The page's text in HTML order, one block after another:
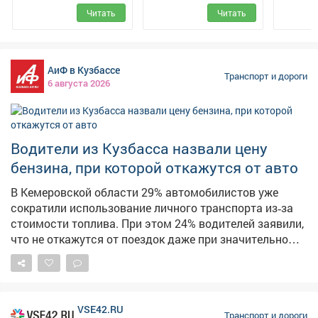
водителей, что летом во время частых утренних
туманов, дождей и грозовых ливней следует быть
перестроений на скользкой дороге, соблюдать
интервал и дистанцию между транспортными
средствами, не превышать установленную скорость»,
- отметил заместитель начальника отдела
пропаганды безопасности дорожного движения и
профилактики детского дорожно-транспортного
травматизма ГУОБДД МВД России полковник
полиции Антон Белан. В условиях недостаточной
видимости необходимо включать внешние световые
приборы и использовать противотуманные фары (при
их наличии), а во время сильного тумана либо
плотных осадков максимально снижать скорость и...
Читать Читать
АиФ в Кузбассе
6 августа 2026
Транспорт и дороги
Водители из Кузбасса назвали цену
бензина, при которой откажутся от авто
В Кемеровской области 29% автомобилистов уже
сократили использование личного транспорта из‑за
стоимости топлива. При этом 24% водителей заявили,
что не откажутся от поездок даже при значительном
росте цен на бензин, по данным опроса* Дром.
Остальные участники исследования обозначили
VSE42.RU Транспорт и дороги